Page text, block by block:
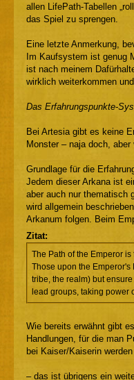
allen LifePath-Tabellen
das Spiel zu sprengen.
Eine letzte Anmerkung,
Im Kaufsystem ist genug
ist nach meinem
wirklich weiterkommen
Das Erfahrungspunkte-
Bei Artesia gibt es keine
Monster – naja doch,
Grundlage für die
Jedem dieser Arkana ist
aber auch nur thematisch
wird allgemein
Arkanum folgen. Beim
Zitat:
The Path of the Emperor
Those upon the Emperor's
tribe, the realm) but
lead groups, taking power
Wie bereits erwähnt gibt
Handlungen, für die man
bei Kaiser/Kaiserin werden
– das ist übrigens ein